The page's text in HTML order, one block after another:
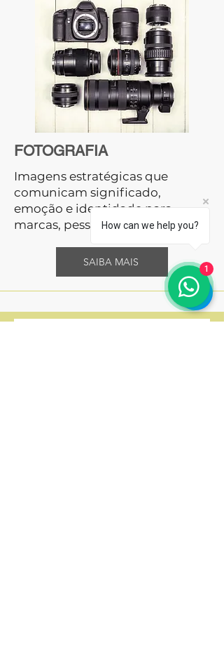
FOTOGRAFIA
Imagens estratégicas que
comunicam significado,
emoção e identidade para
marcas, pessoas e territórios
SAIBA MAIS
How can we help you?
1